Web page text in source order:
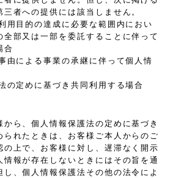
者への提供には該当しません。
用目的の達成に必要な範囲内におい
部又は一部を委託することに伴って
合
由による事業の承継に伴って個人情
の定めに基づき共同利用する場合
ら、個人情報保護法の定めに基づき
られたときは、お客様ご本人からのご
の上で、お客様に対し、遅滞なく開示
情報が存在しないときにはその旨を通
、個人情報保護法その他の法令によ